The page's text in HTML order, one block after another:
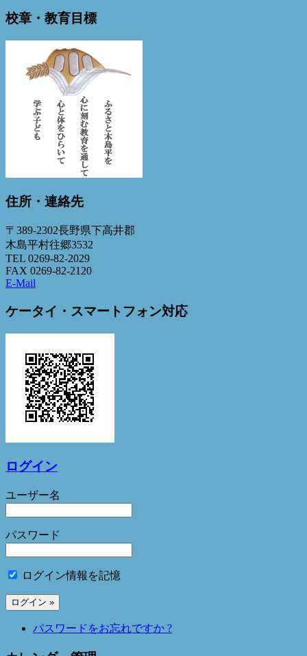
校章・教育目標
住所・連絡先
〒389-2302長野県下高井郡
木島平村往郷3532
TEL 0269-82-2029
FAX 0269-82-2120
E-Mail
ケータイ・スマートフォン対応
ログイン
ユーザー名
パスワード
ログイン情報を記憶
パスワードをお忘れですか ?